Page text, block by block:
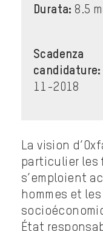
Durata: 8.5
Scadenza
candidature:
11-2018
La vision
particulier les
s’emploient
hommes et
État